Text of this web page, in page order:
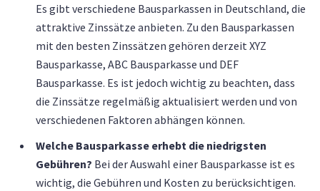
Es gibt verschiedene Bausparkassen in Deutschland, die
attraktive Zinssätze anbieten. Zu den Bausparkassen
mit den besten Zinssätzen gehören derzeit XYZ
Bausparkasse, ABC Bausparkasse und DEF
Bausparkasse. Es ist jedoch wichtig zu beachten, dass
die Zinssätze regelmäßig aktualisiert werden und von
verschiedenen Faktoren abhängen können.
Welche Bausparkasse erhebt die niedrigsten
Gebühren? Bei der Auswahl einer Bausparkasse ist es
wichtig, die Gebühren und Kosten zu berücksichtigen.